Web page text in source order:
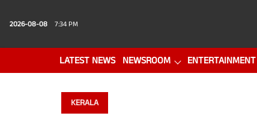
2026-08-08 7:34 PM
LATEST NEWS NEWSROOM ENTERTAINMENT
KERALA